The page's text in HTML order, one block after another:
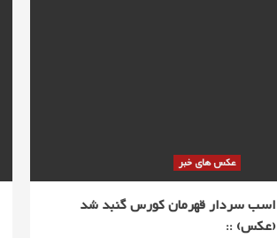
عکس های خبر
اسب سردار قهرمان کورس گنبد شد
(عکس) ::